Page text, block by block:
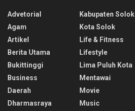
Advetorial
Agam
Artikel
Berita Utama
Bukittinggi
Business
Daerah
Dharmasraya
Kabupaten Solok
Kota Solok
Life & Fitness
Lifestyle
Lima Puluh Kota
Mentawai
Movie
Music